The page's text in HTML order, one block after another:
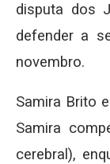
disputa dos
defender a
novembro.
Samira Brito
Samira
cerebral),